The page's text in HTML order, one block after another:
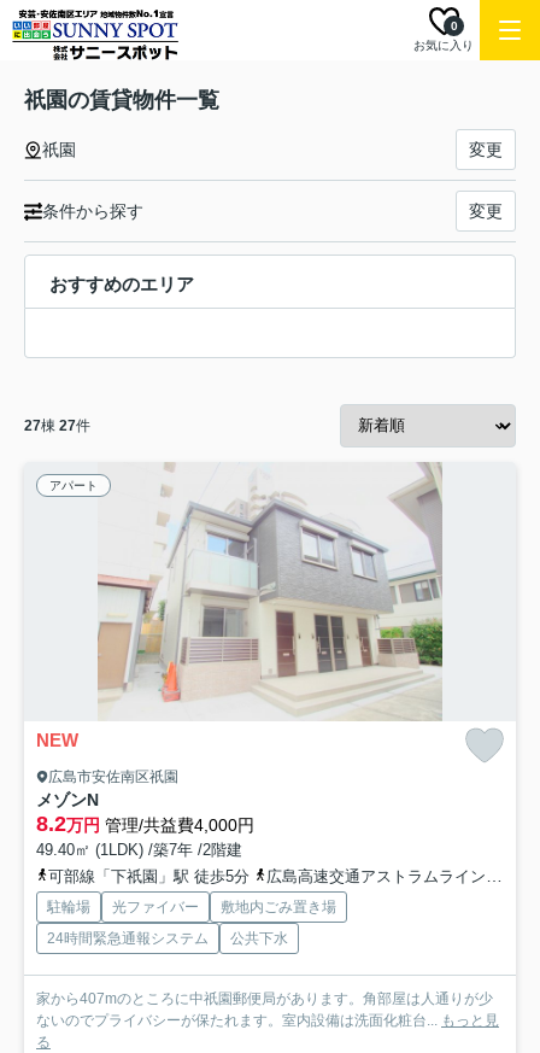
お気に入り
0
祇園の賃貸物件一覧
祇園 変更
条件から探す 変更
おすすめのエリア
27棟 27件
アパート
NEW
広島市安佐南区祇園
メゾンN
8.2万円 管理/共益費4,000円
49.40㎡ (1LDK) /築7年 /2階建
可部線「下祇園」駅 徒歩5分
広島高速交通アストラムライン「祇園新橋北」駅 徒歩15分
駐輪場 光ファイバー
敷地内ごみ置き場
24時間緊急通報システム
公共下水
家から407mのところに中祇園郵便局があります。角部屋は人通りが少
ないのでプライバシーが保たれます。室内設備は洗面化粧台... もっと見
る